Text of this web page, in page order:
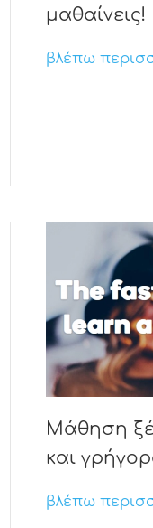
μαθαίνεις!
βλέπω
Μάθηση
και
βλέπω